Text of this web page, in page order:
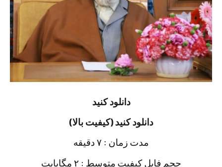
دانلود کنید
دانلود کنید (کیفیت بالا)
مدت زمان : ٧ دقيقه
حجم فايل كيفيت متوسط : ٢ مگابايت